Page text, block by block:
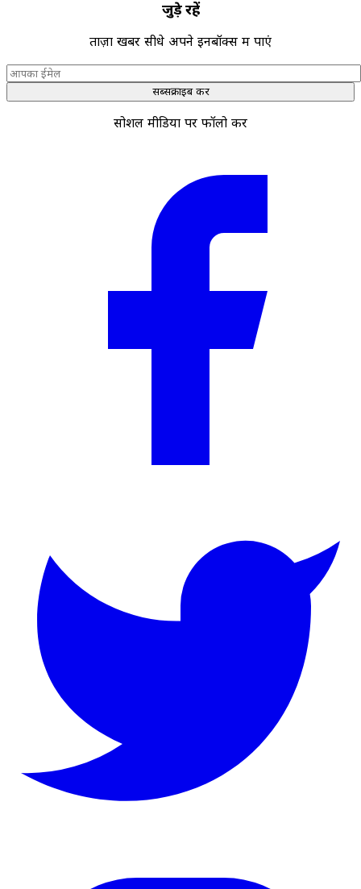
जुड़े रहें
ताज़ा खबरें सीधे अपने इनबॉक्स में पाएं
सब्सक्राइब करें
सोशल मीडिया पर फॉलो करें